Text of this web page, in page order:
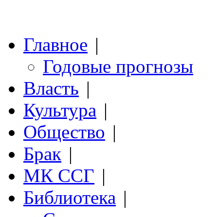
Главное |
Годовые прогнозы
Власть |
Культура |
Общество |
Брак |
МК ССГ |
Библиотека |